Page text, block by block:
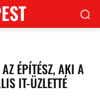
ÉPÍTÉSZ, AKI A
IT-ÜZLETTÉ